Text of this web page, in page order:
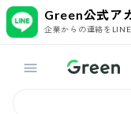
Green公式ア
企業からの連絡を